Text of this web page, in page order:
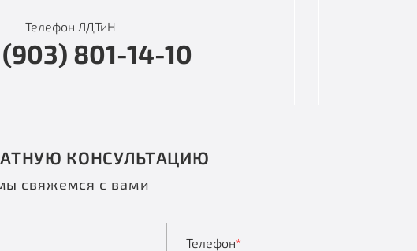
Телефон ЛДТиН
801-14-10
КОНСУЛЬТАЦИЮ
свяжемся с вами
Телефон*